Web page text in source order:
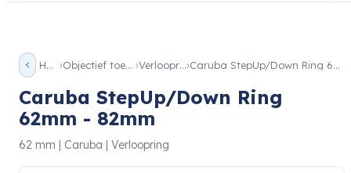
Home Objectief toebehoren Verloopringen Caruba StepUp/Down Ring 62mm – 82mm
Caruba StepUp/Down Ring
62mm - 82mm
62 mm | Caruba | Verloopring